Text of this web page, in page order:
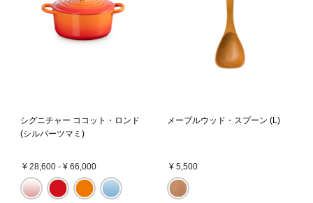
シグニチャー ココット・ロンド
(シルバーツマミ)
¥ 28,600 - ¥ 66,000
メープルウッド・スプーン (L)
¥ 5,500